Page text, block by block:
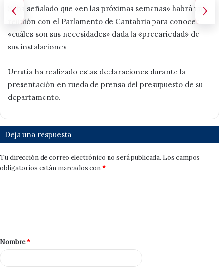
Sí ha señalado que «en las próximas semanas» habrá una
reunión con el Parlamento de Cantabria para conocer
«cuáles son sus necesidades» dada la «precariedad» de
sus instalaciones.
Urrutia ha realizado estas declaraciones durante la
presentación en rueda de prensa del presupuesto de su
departamento.
Deja una respuesta
Tu dirección de correo electrónico no será publicada. Los campos
obligatorios están marcados con*
Nombre*
‹ ›